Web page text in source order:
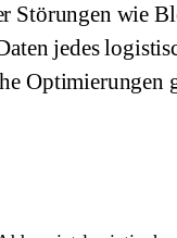
Störungen wie
jedes